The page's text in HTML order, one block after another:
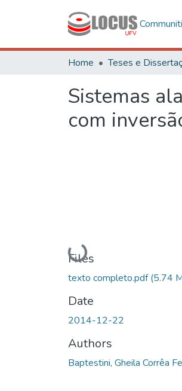
Home Teses e
Sistemas
com
Loading...
Files
texto completo.pdf(5.74
Date
2014-12-22
Authors
Baptestini, Gheila Corrêa